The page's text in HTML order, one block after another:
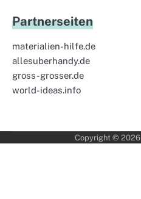
Partnerseiten
materialien-hilfe.de
allesuberhandy.de
gross-grosser.de
world-ideas.info
Copyright © 2026